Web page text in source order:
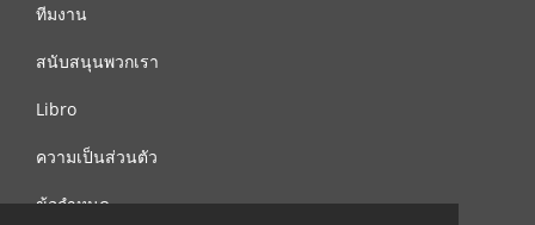
ทีมงาน
สนับสนุนพวกเรา
Libro
ความเป็นส่วนตัว
ข้อกำหนด